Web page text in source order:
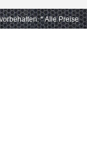
* Alle Preise